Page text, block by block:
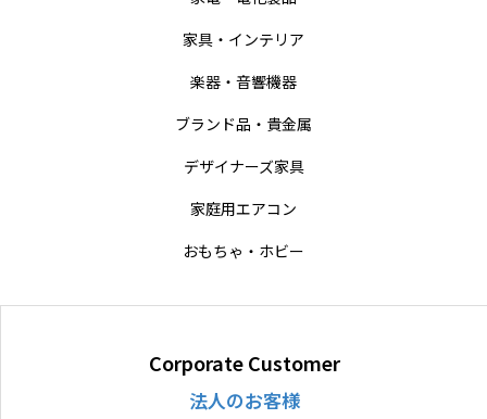
家具・インテリア
楽器・音響機器
ブランド品・貴金属
デザイナーズ家具
家庭用エアコン
おもちゃ・ホビー
Corporate Customer
法人のお客様